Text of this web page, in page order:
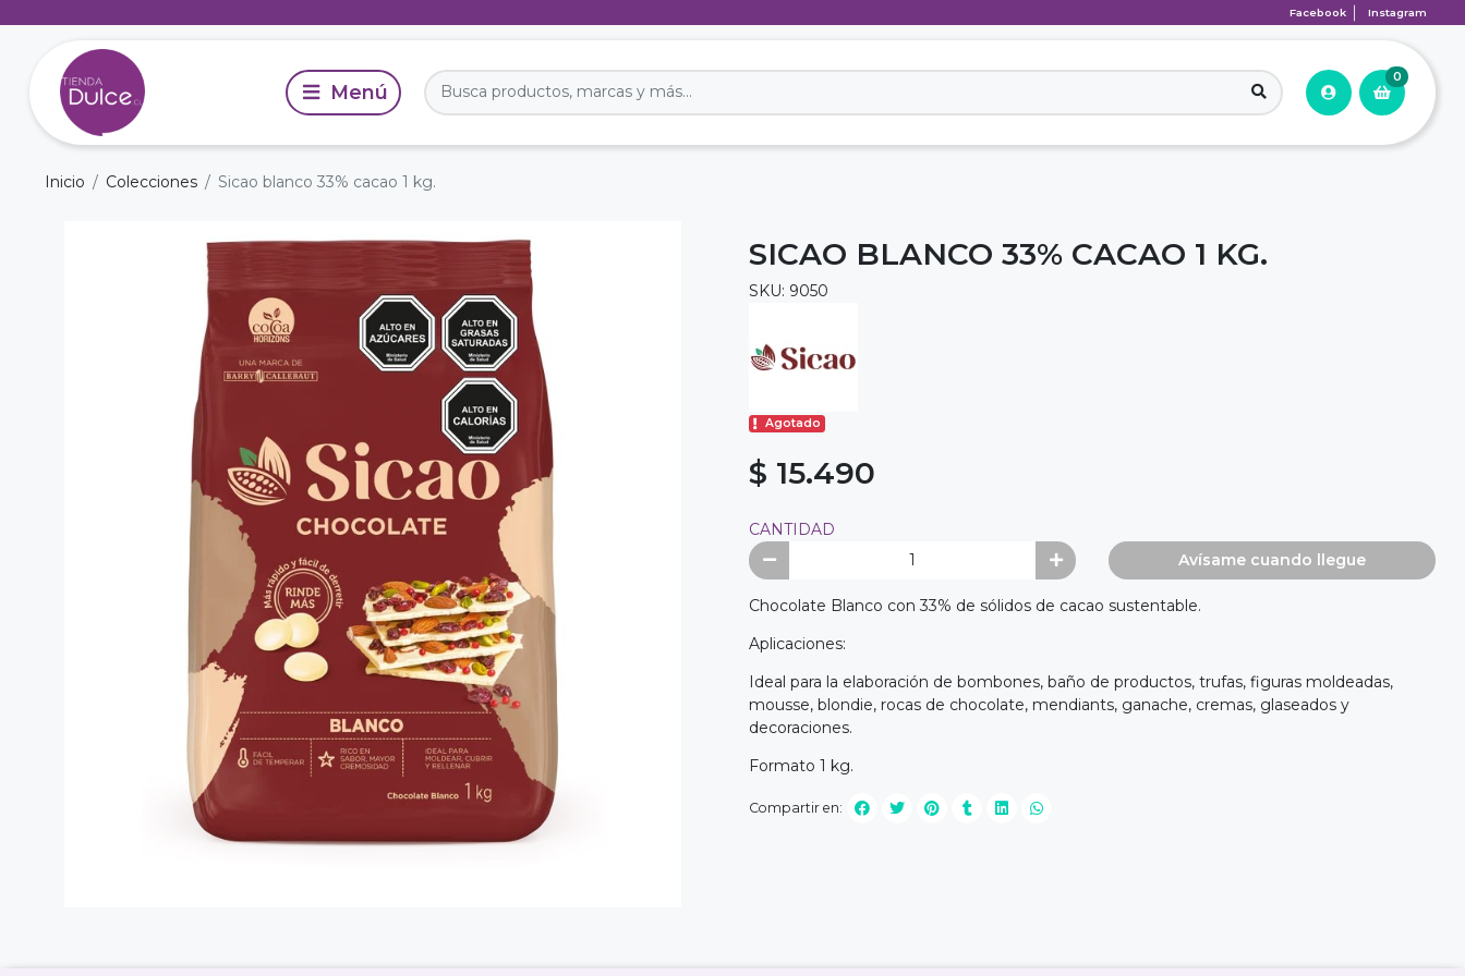
Facebook Instagram
0
Inicio Colecciones Sicao blanco 33% cacao 1 kg.
SICAO BLANCO 33% CACAO 1 KG.
SKU: 9050
Agotado
$ 15.490
CANTIDAD
Avísame cuando llegue
Chocolate Blanco con 33% de sólidos de cacao sustentable.
Aplicaciones:
Ideal para la elaboración de bombones, baño de productos, trufas, figuras moldeadas,
mousse, blondie, rocas de chocolate, mendiants, ganache, cremas, glaseados y
decoraciones.
Formato 1 kg.
Compartir en: